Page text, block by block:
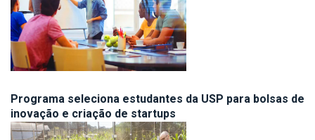
Programa seleciona estudantes da USP para bolsas de
inovação e criação de startups